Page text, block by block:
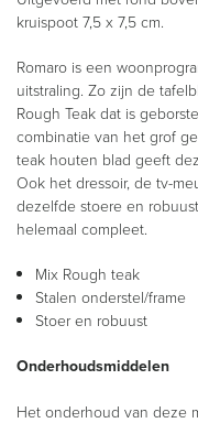
kruispoot 7,5 x 7,5 cm.
Romaro is een
uitstraling. Zo zijn de
Rough Teak dat is
combinatie van het grof
teak houten blad geeft
Ook het dressoir, de tv-
dezelfde stoere en
helemaal compleet.
Mix Rough teak
Stalen onderstel/frame
Stoer en robuust
Onderhoudsmiddelen
Het onderhoud van deze